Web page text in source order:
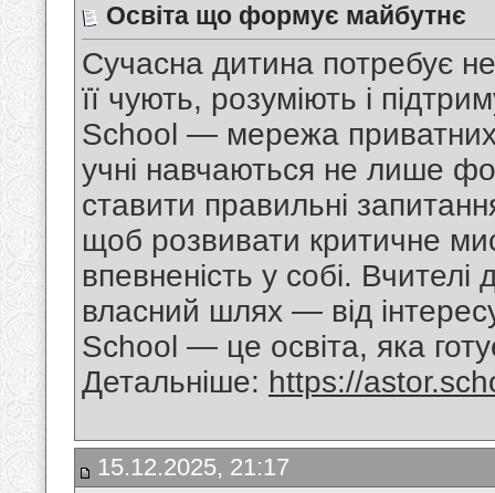
Освіта що формує майбутнє
Сучасна дитина потребує
її чують, розуміють і
School — мережа приватних
учні навчаються не лише
ставити правильні
щоб розвивати критичне
впевненість у собі.
власний шлях — від
School — це освіта, яка
Детальніше: https://
15.12.2025, 21:17